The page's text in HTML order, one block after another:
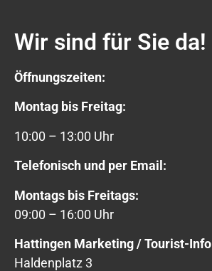
Wir sind für Sie da!
Öffnungszeiten:
Montag bis Freitag:
10:00 – 13:00 Uhr
Telefonisch und per Email:
Montags bis Freitags:
09:00 – 16:00 Uhr
Hattingen Marketing / Tourist-Info
Haldenplatz 3